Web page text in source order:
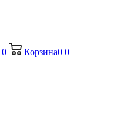
0 Корзина0 0